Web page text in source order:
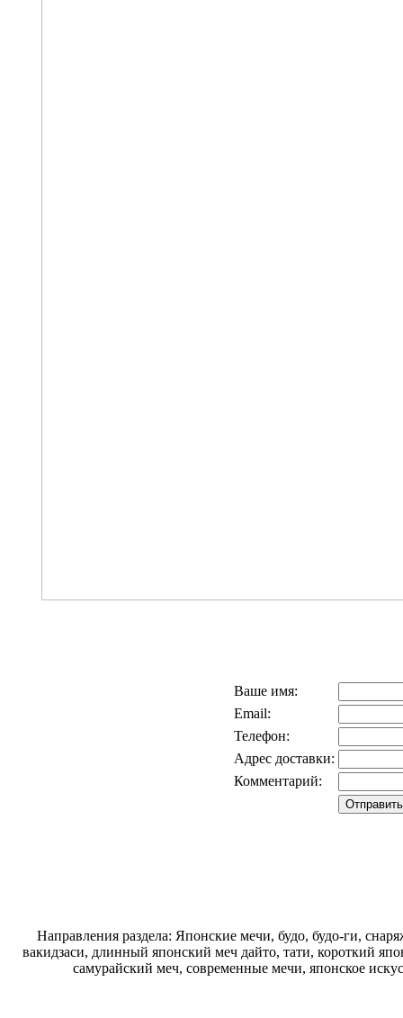
Ваше имя:
Email:
Телефон:
Адрес доставки:
Комментарий:
Направления раздела: Японские мечи, будо, будо-ги,
вакидзаси, длинный японский меч дайто, тати, короткий
самурайский меч, современные мечи, японское